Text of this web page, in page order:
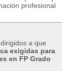
profesional
a que
exigidas para
en FP Grado